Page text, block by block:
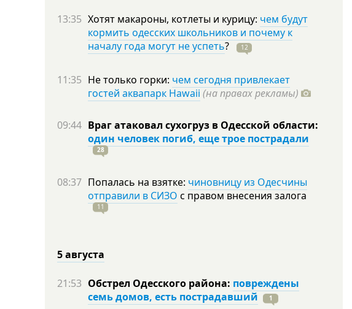
13:35 Хотят макароны, котлеты и курицу: чем будут
кормить одесских школьников и почему к
началу года могут не успеть? 12
11:35 Не только горки: чем сегодня привлекает
гостей аквапарк Hawaii (на правах рекламы)
09:44 Враг атаковал сухогруз в Одесской области:
один человек погиб, еще трое пострадали
28
08:37 Попалась на взятке: чиновницу из Одесчины
отправили в СИЗО с правом внесения залога
11
5 августа
21:53 Обстрел Одесского района: повреждены
семь домов, есть пострадавший
1